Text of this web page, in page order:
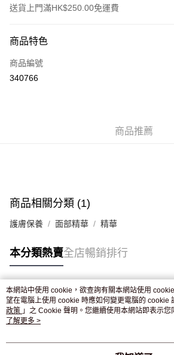
送貨上門滿HK$250.00免運費
信用卡
Apple Pay
付款後門市自取，訂單確認後2-4個工作天到
商品特色
商品編號
340766
商品推薦
商品相關分類 (1)
護膚保養 面部精華 精華
本分類熱賣全店暢銷排行
熱門標籤
熱銷排行
本網站中使用 cookie，欲查詢有關本網站使用
望在電腦上使用 cookie 時應如何變更電腦的 cookie
政策 」之 Cookie 聲明。您繼續使用本網站即表示
條款之 Cookie 聲明使用 cookie。
了解更多 >